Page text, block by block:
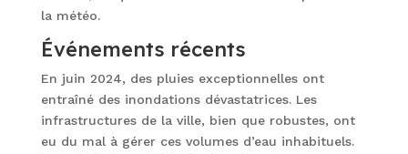
la météo.
Événements récents
En juin 2024, des pluies exceptionnelles ont
entraîné des inondations dévastatrices. Les
infrastructures de la ville, bien que robustes, ont
eu du mal à gérer ces volumes d’eau inhabituels.